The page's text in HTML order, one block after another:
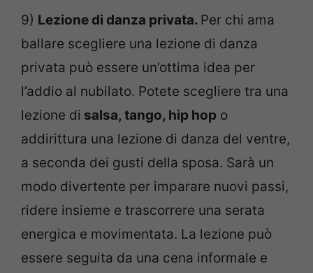
9) Lezione di danza privata. Per chi ama
ballare scegliere una lezione di danza
privata può essere un’ottima idea per
l’addio al nubilato. Potete scegliere tra una
lezione di salsa, tango, hip hop o
addirittura una lezione di danza del ventre,
a seconda dei gusti della sposa. Sarà un
modo divertente per imparare nuovi passi,
ridere insieme e trascorrere una serata
energica e movimentata. La lezione può
essere seguita da una cena informale e